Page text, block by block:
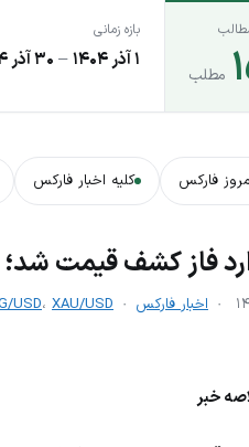
مطلب
بازه زمانی
۱ آذر ۱۴۰۴ – ۳۰ آذر ۱۴۰۴
فارکس کلیه اخبار فارکس
فاز کشف قیمت
اخبار فارکس USD، XAU/USD
خبر